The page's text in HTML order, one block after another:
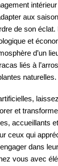
aux
de son éclat.
et
d’un
liés à
naturelles.
et
accueillants
ceux qui
dans
vous avec